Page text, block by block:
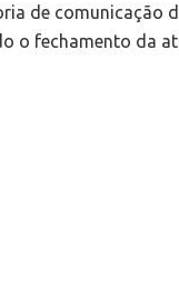
de comunicação
o fechamento da